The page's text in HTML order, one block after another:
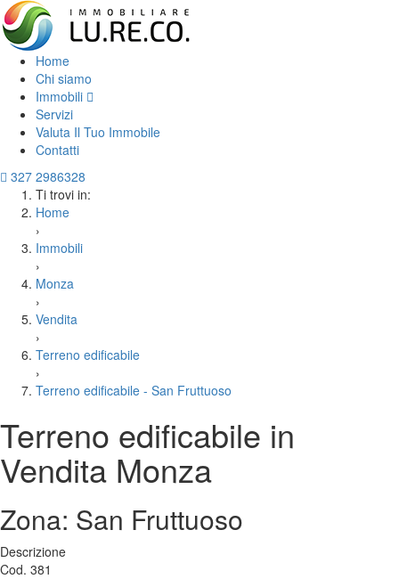
Home
Chi siamo
Immobili
Servizi
Valuta Il Tuo Immobile
Contatti
327 2986328
Ti trovi in:
Home
›
Immobili
›
Monza
›
Vendita
›
Terreno edificabile
›
Terreno edificabile - San Fruttuoso
Terreno edificabile in
Vendita Monza
Zona: San Fruttuoso
Descrizione
Cod. 381